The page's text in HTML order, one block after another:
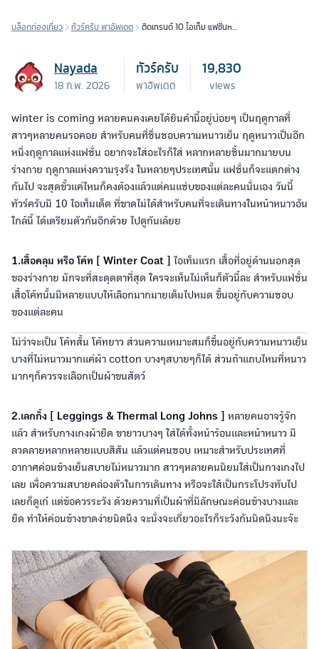
บล็อกท่องเที่ยว ทัวร์ครับ พาอัพเดต
ติดเทรนด์ 10 ไอเท็ม แฟชั่นหน้า
Nayada
18 ก.พ. 2026
ทัวร์ครับ
พาอัพเดต
19,830
views
winter is coming หลายคนคงเคยได้ยินคำนี้อยู่บ่อยๆ เป็นฤดูกาลที่
สาวๆหลายคนรอคอย สำหรับคนที่ชื่นชอบความหนาวเย็น ฤดูหนาวเป็นอีก
หนึ่งฤดูกาลแห่งแฟชั่น อยากจะใส่อะไรก็ใส่ หลากหลายชิ้นมากมายบน
ร่างกาย ฤดูกาลแห่งความรุงรัง ในหลายๆประเทศนั้น แฟชั่นก็จะแตกต่าง
กันไป จะสุดขั้วแค่ไหนก็คงต้องแล้วแต่คนแซ่บของแต่ละคนนั่นเอง วันนี้
ทัวร์ครับมี 10 ไอเท็มเด็ด ที่ขาดไม่ได้สำหรับคนที่จะเดินทางในหน้าหนาวอัน
ใกล้นี้ ได้เตรียมตัวกันอีกด้วย ไปดูกันเล้ยย
1.เสื้อคลุม หรือ โค้ท [ Winter Coat ]
ไอเท็มแรก เสื้อที่อยู่ด้านนอกสุด
ของร่างกาย มักจะที่สะดุดตาที่สุด ใครจะเห็นไม่เห็นก็ตัวนี้ละ สำหรับแฟชั่น
เสื้อโค้ทนั้นมีหลายแบบให้เลือกมากมายเต็มไปหมด ขึ้นอยู่กับความชอบ
ของแต่ละคน
ไม่ว่าจะเป็น โค้ทสั้น โค้ทยาว ส่วนความเหมาะสมก็ขึ้นอยู่กับความหนาวเย็น
บางที่ไม่หนาวมากแค่ผ้า cotton บางๆสบายๆก็ได้ ส่วนถ้าแถบไหนที่หนาว
มากๆก็ควรจะเลือกเป็นผ้าขนสัตว์
2.เลกกิ้ง [ Leggings & Thermal Long Johns ]
หลายคนอาจรู้จัก
แล้ว สำหรับกางเกงผ้ายืด ขายาวบางๆ ใส่ได้ทั้งหน้าร้อนและหน้าหนาว มี
ลวดลายหลากหลายแบบสีสัน แล้วแต่คนชอบ เหมาะสำหรับประเทศที่
อากาศค่อนข้างเย็นสบายไม่หนาวมาก สาวๆหลายคนนิยมใส่เป็นกางเกงไป
เลย เพื่อความสบายคล่องตัวในการเดินทาง หรือจะใส้เป็นกระโปรงทับไป
เลยก็ดูเก๋ แต่ข้อควรระวัง ด้วยความที่เป็นผ้าที่มีลักษณะค่อนข้างบางและ
ยืด ทำให้ค่อนข้างขาดง่ายนิดนึง จะนั่งจะเกี่ยวอะไรก็ระวังกันนิดนึงนะจ๊ะ